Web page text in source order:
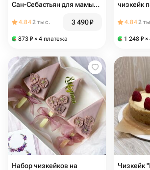
Сан-Себастьян для мамы
4.842 тыс. 3 490₽
873 ₽ × 4 платежа
чизкейк
подарок
4.842
1 248 ₽ ×
Набор чизкейков на
Чизкейк